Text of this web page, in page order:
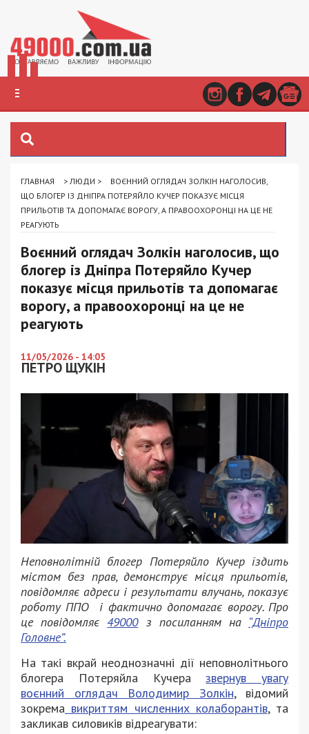
ГЛАВНАЯ > ЛЮДИ >
ВОЄННИЙ ОГЛЯДАЧ ЗОЛКІН НАГОЛОСИВ,
ЩО БЛОГЕР ІЗ ДНІПРА ПОТЕРЯЙЛО КУЧЕР ПОКАЗУЄ МІСЦЯ
ПРИЛЬОТІВ ТА ДОПОМАГАЄ ВОРОГУ, А ПРАВООХОРОНЦІ НА ЦЕ НЕ
РЕАГУЮТЬ
Воєнний оглядач Золкін наголосив, що
блогер із Дніпра Потеряйло Кучер
показує місця прильотів та допомагає
ворогу, а правоохоронці на це не
реагують
11/05/2026 - 14:05
ПЕТРО ЩУКІН
Неповнолітній блогер Потеряйло Кучер їздить
містом без прав, демонструє місця прильотів,
повідомляє адреси і результати влучань, показує
роботу ППО і фактично допомагає ворогу. Про
це повідомляє49000з посиланням на “Дніпро
Головне”.
На такі вкрай неоднозначні дії неповнолітнього
блогера Потеряйла Кучеразвернув увагу
воєнний оглядач Володимир Золкін, відомий
зокрема викриттям численних колаборантів, та
закликав силовиків відреагувати: